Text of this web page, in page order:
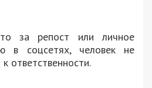
за репост или личное
в соцсетях, человек не
ответственности.